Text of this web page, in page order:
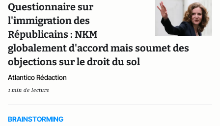
Questionnaire sur
l'immigration des
Républicains : NKM
globalement d'accord mais soumet des
objections sur le droit du sol
Atlantico Rédaction
1 min de lecture
BRAINSTORMING